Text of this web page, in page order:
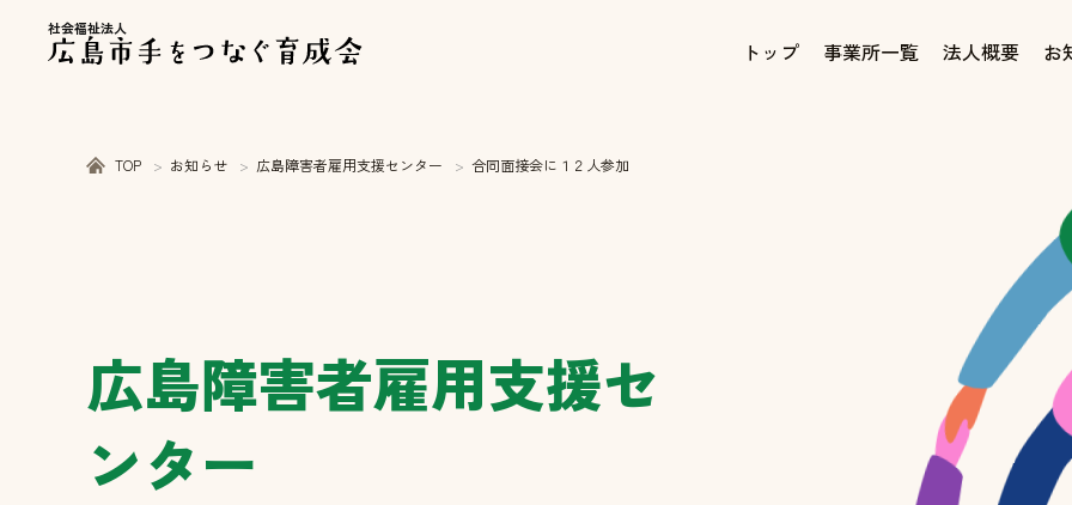
社会福祉法人
トップ 事業所一覧 法人概要 お
TOP お知らせ 広島障害者雇用支援センター 合同面接会に１２人参加
広島障害者雇用支援セ
ンター